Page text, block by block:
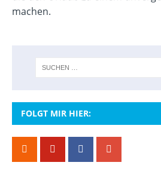
machen.
FOLGT MIR HIER: